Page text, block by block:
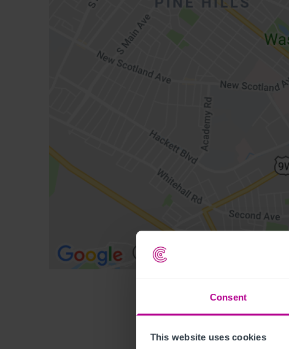
Consent
This website uses cookies